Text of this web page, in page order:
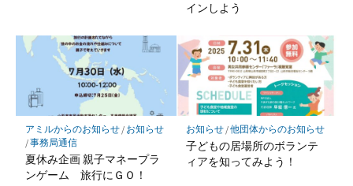
インしよう
アミルからのお知らせ/ お知らせ
/事務局通信
夏休み企画 親子マネープラ
ンゲーム 旅行にＧＯ！
お知らせ/他団体からのお知らせ
子どもの居場所のボランテ
ィアを知ってみよう！